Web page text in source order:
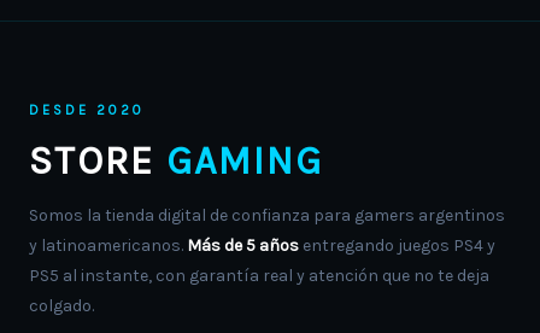
DESDE 2020
STORE GAMING
Somos la tienda digital de confianza para gamers argentinos
y latinoamericanos. Más de 5 años entregando juegos PS4 y
PS5 al instante, con garantía real y atención que no te deja
colgado.